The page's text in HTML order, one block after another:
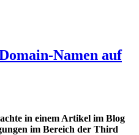
Namen auf
in einem Artikel im Blog
im Bereich der Third